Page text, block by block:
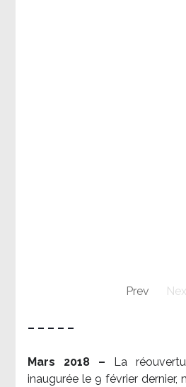
Prev
– – – – –
Mars 2018 –
La
inaugurée le 9 février dernier,